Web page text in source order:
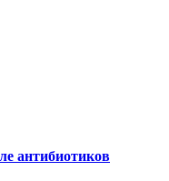
антибиотиков